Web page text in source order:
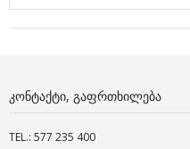
ᲙᲝᲜᲢᲐᲥᲢᲘ, ᲒᲐᲤᲠᲗᲮᲘᲚᲔᲑᲐ
TEL.: 577 235 400